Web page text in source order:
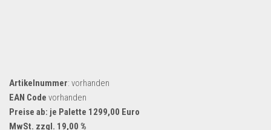
Artikelnummer: vorhanden
EAN Code vorhanden
Preise ab: je Palette 1299,00 Euro
MwSt. zzgl. 19,00 %